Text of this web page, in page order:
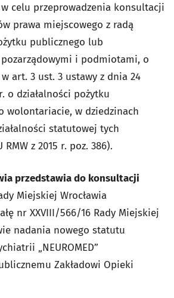
celu przeprowadzenia konsultacji
prawa miejscowego z radą
publicznego lub
i podmiotami, o
art. 3 ust. 3 ustawy z dnia 24
o działalności pożytku
wolontariacie, w dziedzinach
statutowej tych
z 2015 r. poz. 386).
przedstawia do konsultacji
Miejskiej Wrocławia
nr XXVIII/566/16 Rady Miejskiej
nadania nowego statutu
„NEUROMED”
Zakładowi Opieki